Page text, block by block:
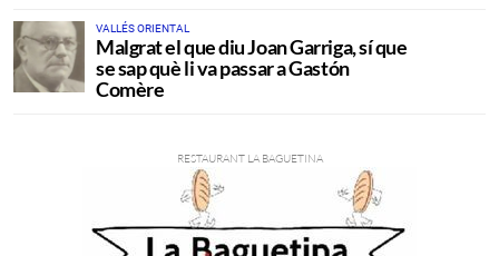
VALLÉS ORIENTAL
Malgrat el que diu Joan Garriga, sí que
se sap què li va passar a Gastón
Comère